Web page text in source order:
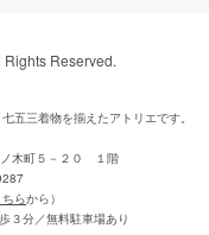
Reserved.
七五三着物を揃えたアトリエです。
木町５－２０ １階
ちらから）
分／無料駐車場あり